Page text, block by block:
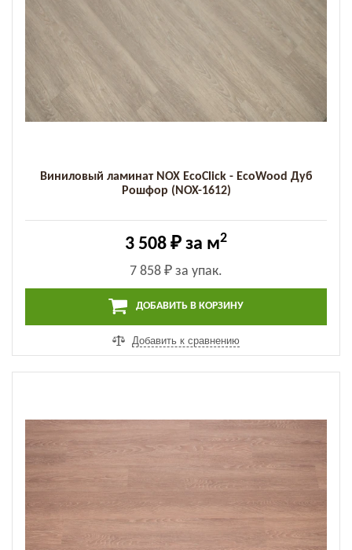
Виниловый ламинат NOX EcoClick - EcoWood Дуб
Рошфор (NOX-1612)
3 508 ₽ за м2
7 858 ₽ за упак.
ДОБАВИТЬ В КОРЗИНУ
Добавить к сравнению